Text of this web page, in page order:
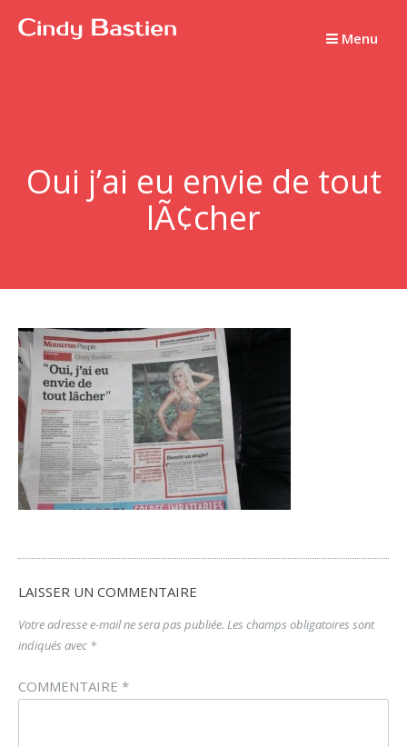
Menu
Oui j’ai eu envie de tout
lÃ¢cher
LAISSER UN COMMENTAIRE
Votre adresse e-mail ne sera pas publiée. Les champs obligatoires sont
indiqués avec *
COMMENTAIRE *